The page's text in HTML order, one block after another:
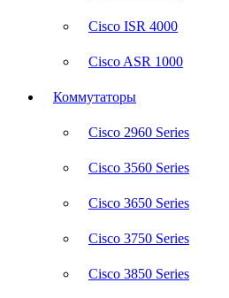
Cisco ISR 4000
Cisco ASR 1000
Коммутаторы
Cisco 2960 Series
Cisco 3560 Series
Cisco 3650 Series
Cisco 3750 Series
Cisco 3850 Series